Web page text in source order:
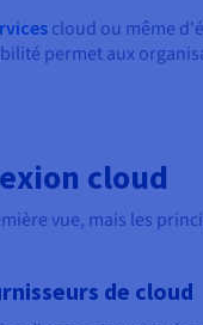
cloud ou même
permet aux
cloud
vue, mais les
de cloud